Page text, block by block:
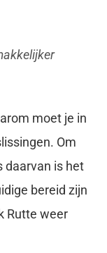
moet je in
Om
daarvan is het
bereid zijn
Rutte weer